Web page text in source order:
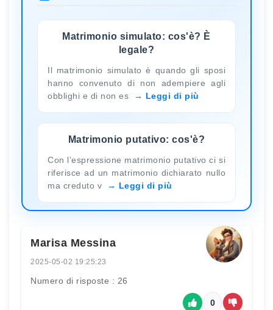
Matrimonio simulato: cos'è? È
legale?
Il matrimonio simulato è quando gli sposi
hanno convenuto di non adempiere agli
obblighi e di non es
Leggi di più
Matrimonio putativo: cos'è?
Con l’espressione matrimonio putativo ci si
riferisce ad un matrimonio dichiarato nullo
ma creduto v
Leggi di più
Marisa Messina
2025-05-02 19:25:23
Numero di risposte : 26
0